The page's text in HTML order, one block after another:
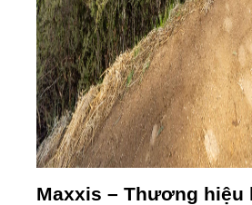
Maxxis – Thương